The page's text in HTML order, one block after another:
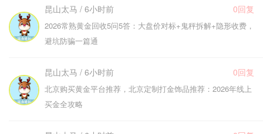
昆山太马 / 6小时前 0回复
2026常熟黄金回收5问5答：大盘价对标+鬼秤拆解+隐形收费，
避坑防骗一篇通
昆山太马 / 6小时前 0回复
北京购买黄金平台推荐，北京定制打金饰品推荐：2026年线上
买金全攻略